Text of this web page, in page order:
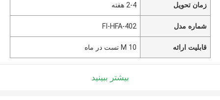
زمان تحویل 2-4 هفته
شماره مدل FI-HFA-402
قابلیت ارائه 10 M تست در ماه
بیشتر ببینید